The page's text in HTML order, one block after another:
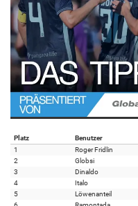
Platz Benutzer
1
Roger Fridlin
2
Globsi
3
Dinaldo
4
Italo
5
Löwenanteil